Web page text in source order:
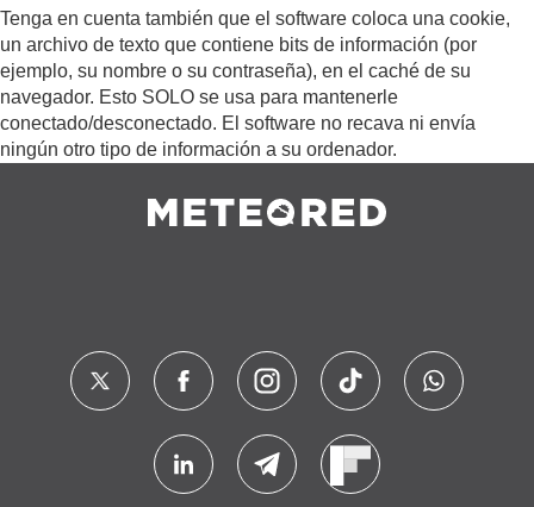
Tenga en cuenta también que el software coloca una cookie,
un archivo de texto que contiene bits de información (por
ejemplo, su nombre o su contraseña), en el caché de su
navegador. Esto SOLO se usa para mantenerle
conectado/desconectado. El software no recava ni envía
ningún otro tipo de información a su ordenador.